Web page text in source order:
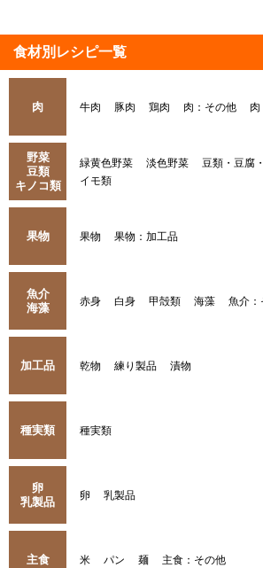
食材別レシピ一覧
肉 牛肉 豚肉 鶏肉 肉：その他 肉
野菜
豆類
キノコ類
緑黄色野菜 淡色野菜 豆類・豆腐
イモ類
果物 果物 果物：加工品
魚介
海藻
赤身 白身 甲殻類 海藻 魚介：
加工品 乾物 練り製品 漬物
種実類 種実類
卵
乳製品
卵 乳製品
主食 米 パン 麺 主食：その他